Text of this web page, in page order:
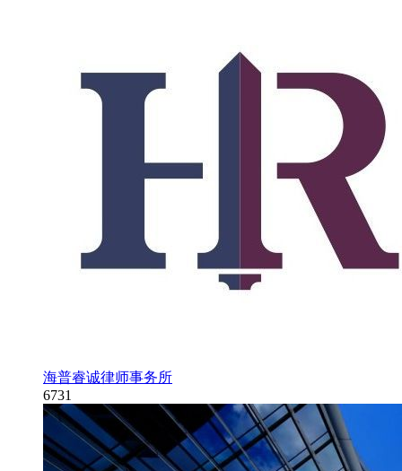
海普睿诚律师事务所
6731